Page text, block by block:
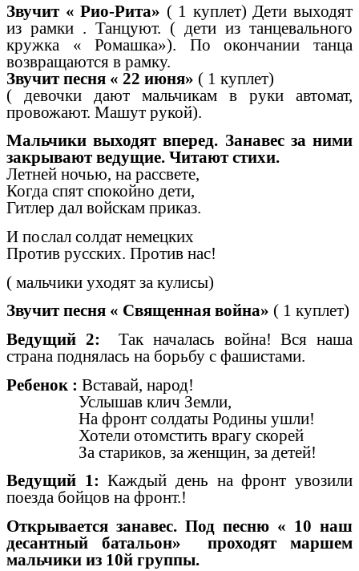
Звучит « Рио-Рита» ( 1 куплет) Дети выходят
из рамки . Танцуют. ( дети из танцевального
кружка « Ромашка»). По окончании танца
возвращаются в рамку.
Звучит песня « 22 июня» ( 1 куплет)
( девочки дают мальчикам в руки автомат,
провожают. Машут рукой).
Мальчики выходят вперед. Занавес за ними
закрывают ведущие. Читают стихи.
Летней ночью, на рассвете,
Когда спят спокойно дети,
Гитлер дал войскам приказ.
И послал солдат немецких
Против русских. Против нас!
( мальчики уходят за кулисы)
Звучит песня « Священная война» ( 1 куплет)
Ведущий 2:Так началась война! Вся наша
страна поднялась на борьбу с фашистами.
Ребенок : Вставай, народ!
Услышав клич Земли,
На фронт солдаты Родины ушли!
Хотели отомстить врагу скорей
За стариков, за женщин, за детей!
Ведущий 1:Каждый день на фронт увозили
поезда бойцов на фронт.!
Открывается занавес. Под песню « 10 наш
десантный батальон» проходят маршем
мальчики из 10й группы.